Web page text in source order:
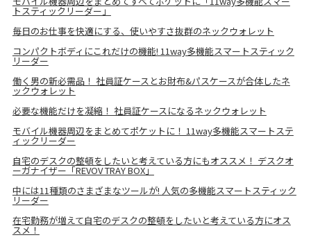
トスティックリーダー」
毎日のお仕事を快適にする、使いやすさ抜群のネックウォレット
コンパクトボディにこれだけの機能! 11way多機能スマートスティック
リーダー
働く男の新必需品！ 社員証ケースとお財布&パスケースが合体したネ
ックウォレット
必要な機能だけを凝縮！ 社員証ケースになるネックウォレット
モバイル機器周辺をまとめてポケットに！ 11way多機能スマートステ
ィックリーダー
自宅のデスクの整頓をしたいと考えている方にもオススメ！ デスクオ
ーガナイザー「REVOV TRAY BOX」
中には11種類のさまざまなツールが! 人気の多機能スマートスティック
リーダー
在宅勤務が増えて自宅のデスクの整頓をしたいと考えている方にオス
スメ！